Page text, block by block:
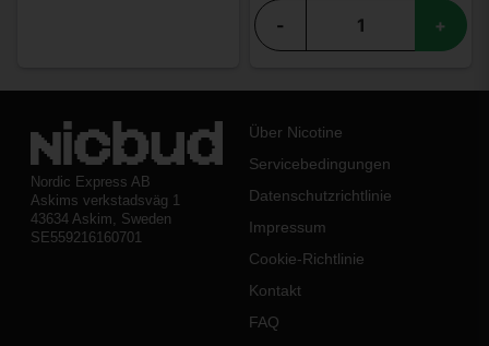
- +
Nordic Express AB
Askims verkstadsväg 1
43634 Askim, Sweden
SE559216160701
Über Nicotine
Servicebedingungen
Datenschutzrichtlinie
Impressum
Cookie-Richtlinie
Kontakt
FAQ